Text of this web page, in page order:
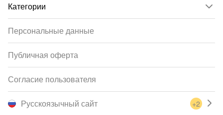
Категории
Русскоязычный сайт +2
Персональные данные
Публичная оферта
Согласие пользователя